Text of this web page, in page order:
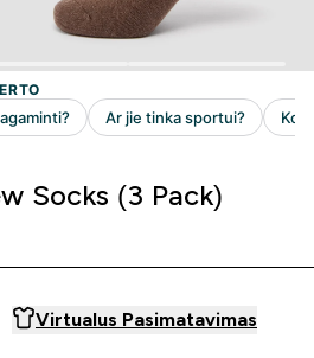
Socks (3 Pack)
Virtualus Pasimatavimas